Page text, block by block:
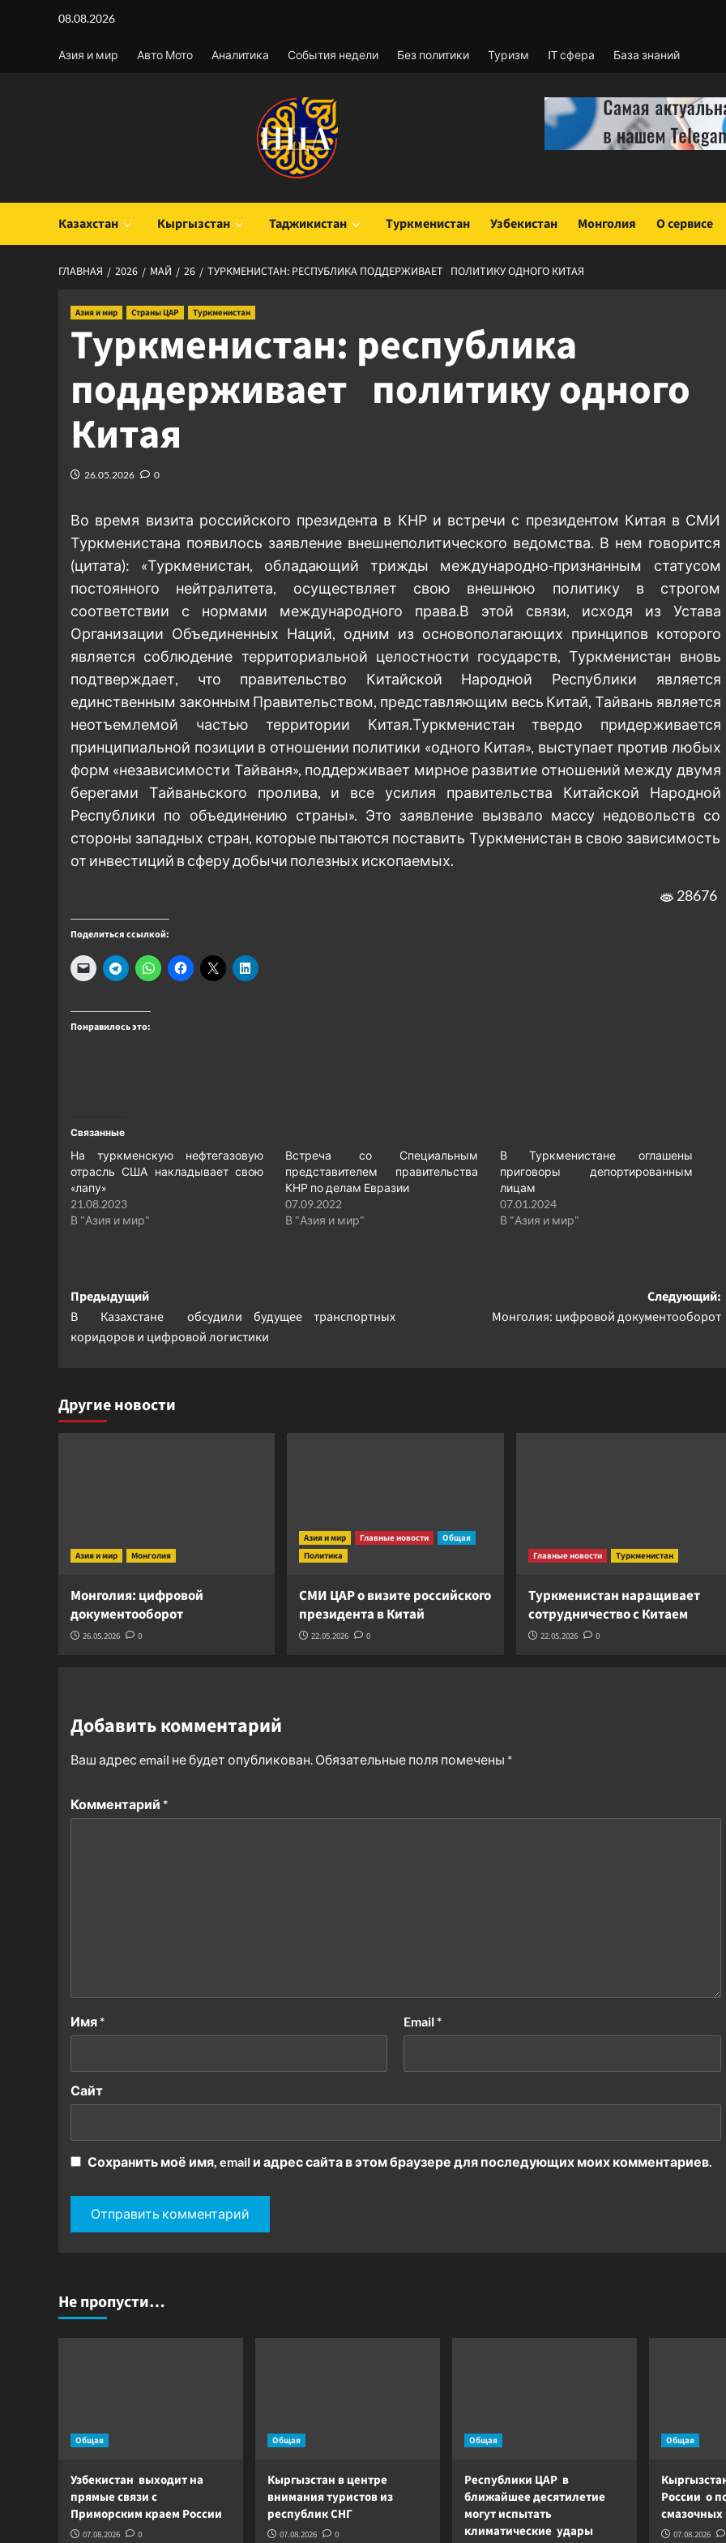
содержимому
08.08.2026
Азия и мир Авто Мото Аналитика События недели Без политики Туризм IT сфера База знаний
Казахстан Кыргызстан Таджикистан Туркменистан Узбекистан Монголия О сервисе
ГЛАВНАЯ 2026 МАЙ 26 ТУРКМЕНИСТАН: РЕСПУБЛИКА ПОДДЕРЖИВАЕТ ПОЛИТИКУ ОДНОГО КИТАЯ
Азия и мир Страны ЦАР Туркменистан
Туркменистан: республика
поддерживает политику одного
Китая
26.05.2026 0
Во время визита российского президента в КНР и встречи с президентом Китая в СМИ
Туркменистана появилось заявление внешнеполитического ведомства. В нем говорится
(цитата): «Туркменистан, обладающий трижды международно-признанным статусом
постоянного нейтралитета, осуществляет свою внешнюю политику в строгом
соответствии с нормами международного права.В этой связи, исходя из Устава
Организации Объединенных Наций, одним из основополагающих принципов которого
является соблюдение территориальной целостности государств, Туркменистан вновь
подтверждает, что правительство Китайской Народной Республики является
единственным законным Правительством, представляющим весь Китай, Тайвань является
неотъемлемой частью территории Китая.Туркменистан твердо придерживается
принципиальной позиции в отношении политики «одного Китая», выступает против любых
форм «независимости Тайваня», поддерживает мирное развитие отношений между двумя
берегами Тайваньского пролива, и все усилия правительства Китайской Народной
Республики по объединению страны». Это заявление вызвало массу недовольств со
стороны западных стран, которые пытаются поставить Туркменистан в свою зависимость
от инвестиций в сферу добычи полезных ископаемых.
28676
Поделиться ссылкой:
Понравилось это:
Связанные
На туркменскую нефтегазовую
отрасль США накладывает свою
«лапу»
21.08.2023
В "Азия и мир"
Встреча со Специальным
представителем правительства
КНР по делам Евразии
07.09.2022
В "Азия и мир"
В Туркменистане оглашены
приговоры депортированным
лицам
07.01.2024
В "Азия и мир"
Навигация
записи
Предыдущий
В Казахстане обсудили будущее транспортных
коридоров и цифровой логистики
Следующий:
Монголия: цифровой документооборот
Другие новости
Азия и мир Монголия
Монголия: цифровой
документооборот
26.05.2026 0
Азия и мир Главные новости
Общая
Политика
СМИ ЦАР о визите российского
президента в Китай
22.05.2026 0
Главные новости Туркменистан
Туркменистан наращивает
сотрудничество с Китаем
22.05.2026 0
Добавить комментарий
Ваш адрес email не будет опубликован. Обязательные поля помечены *
Комментарий *
Имя* Email*
Сайт
Сохранить моё имя, email и адрес сайта в этом браузере для последующих моих комментариев.
Не пропусти…
Общая
Узбекистан выходит на
прямые связи с
Приморским краем России
07.08.2026 0
Общая
Кыргызстан в центре
внимания туристов из
республик СНГ
07.08.2026 0
Общая
Республики ЦАР в
ближайшее десятилетие
могут испытать
климатические удары
Общая
России о
07.08.2026